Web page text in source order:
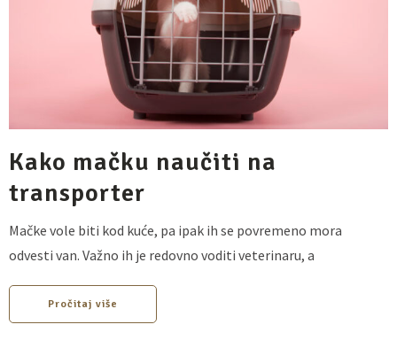
Kako mačku naučiti na
transporter
Mačke vole biti kod kuće, pa ipak ih se povremeno mora
odvesti van. Važno ih je redovno voditi veterinaru, a
Pročitaj više